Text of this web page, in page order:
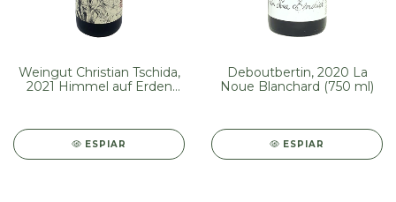
Weingut Christian Tschida,
2021 Himmel auf Erden
ESPIAR
Deboutbertin, 2020 La
Noue Blanchard (750 ml)
ESPIAR